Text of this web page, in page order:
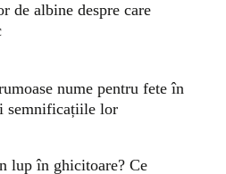
de albine despre care
nume pentru fete în
semnificațiile lor
lup în ghicitoare? Ce